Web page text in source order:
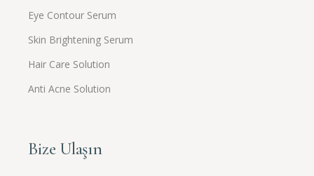
Eye Contour Serum
Skin Brightening Serum
Hair Care Solution
Anti Acne Solution
Bize Ulaşın